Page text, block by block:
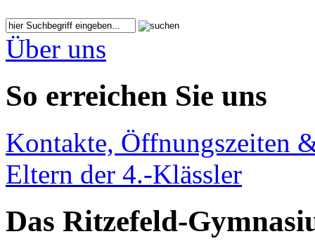
Über uns
So erreichen Sie uns
Kontakte, Öffnungszeiten
Eltern der 4.-Klässler
Das Ritzefeld-